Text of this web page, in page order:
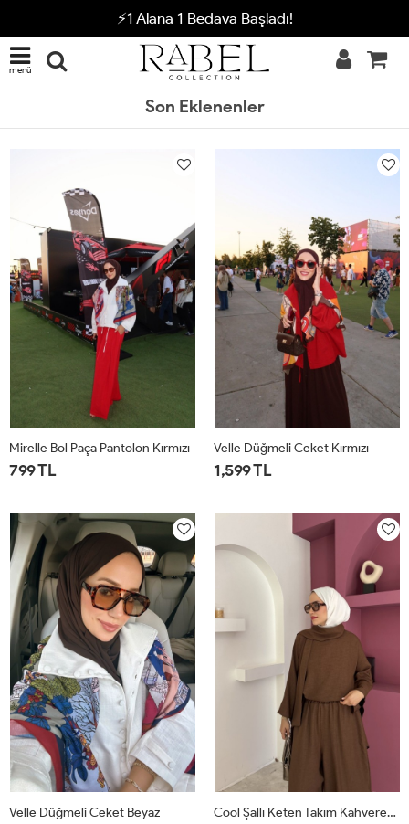
⚡1 Alana 1 Bedava Başladı!
menü
Son Eklenenler
Mirelle Bol Paça Pantolon Kırmızı
799 TL
Velle Düğmeli Ceket Kırmızı
1,599 TL
Velle Düğmeli Ceket Beyaz Cool Şallı Keten Takım Kahverengi